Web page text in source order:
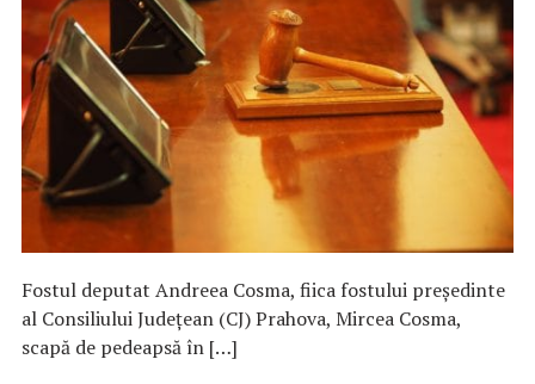
Fostul deputat Andreea Cosma, fiica fostului preşedinte
al Consiliului Judeţean (CJ) Prahova, Mircea Cosma,
scapă de pedeapsă în […]